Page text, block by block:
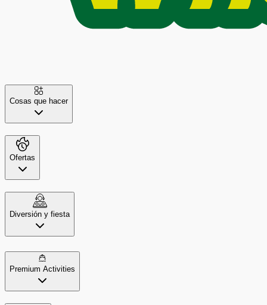
Cosas que hacer
Ofertas
Diversión y fiesta
Premium Activities